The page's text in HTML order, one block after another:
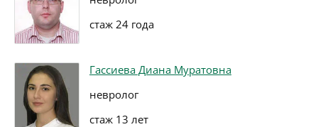
стаж 24 года
Гассиева Диана Муратовна
невролог
стаж 13 лет